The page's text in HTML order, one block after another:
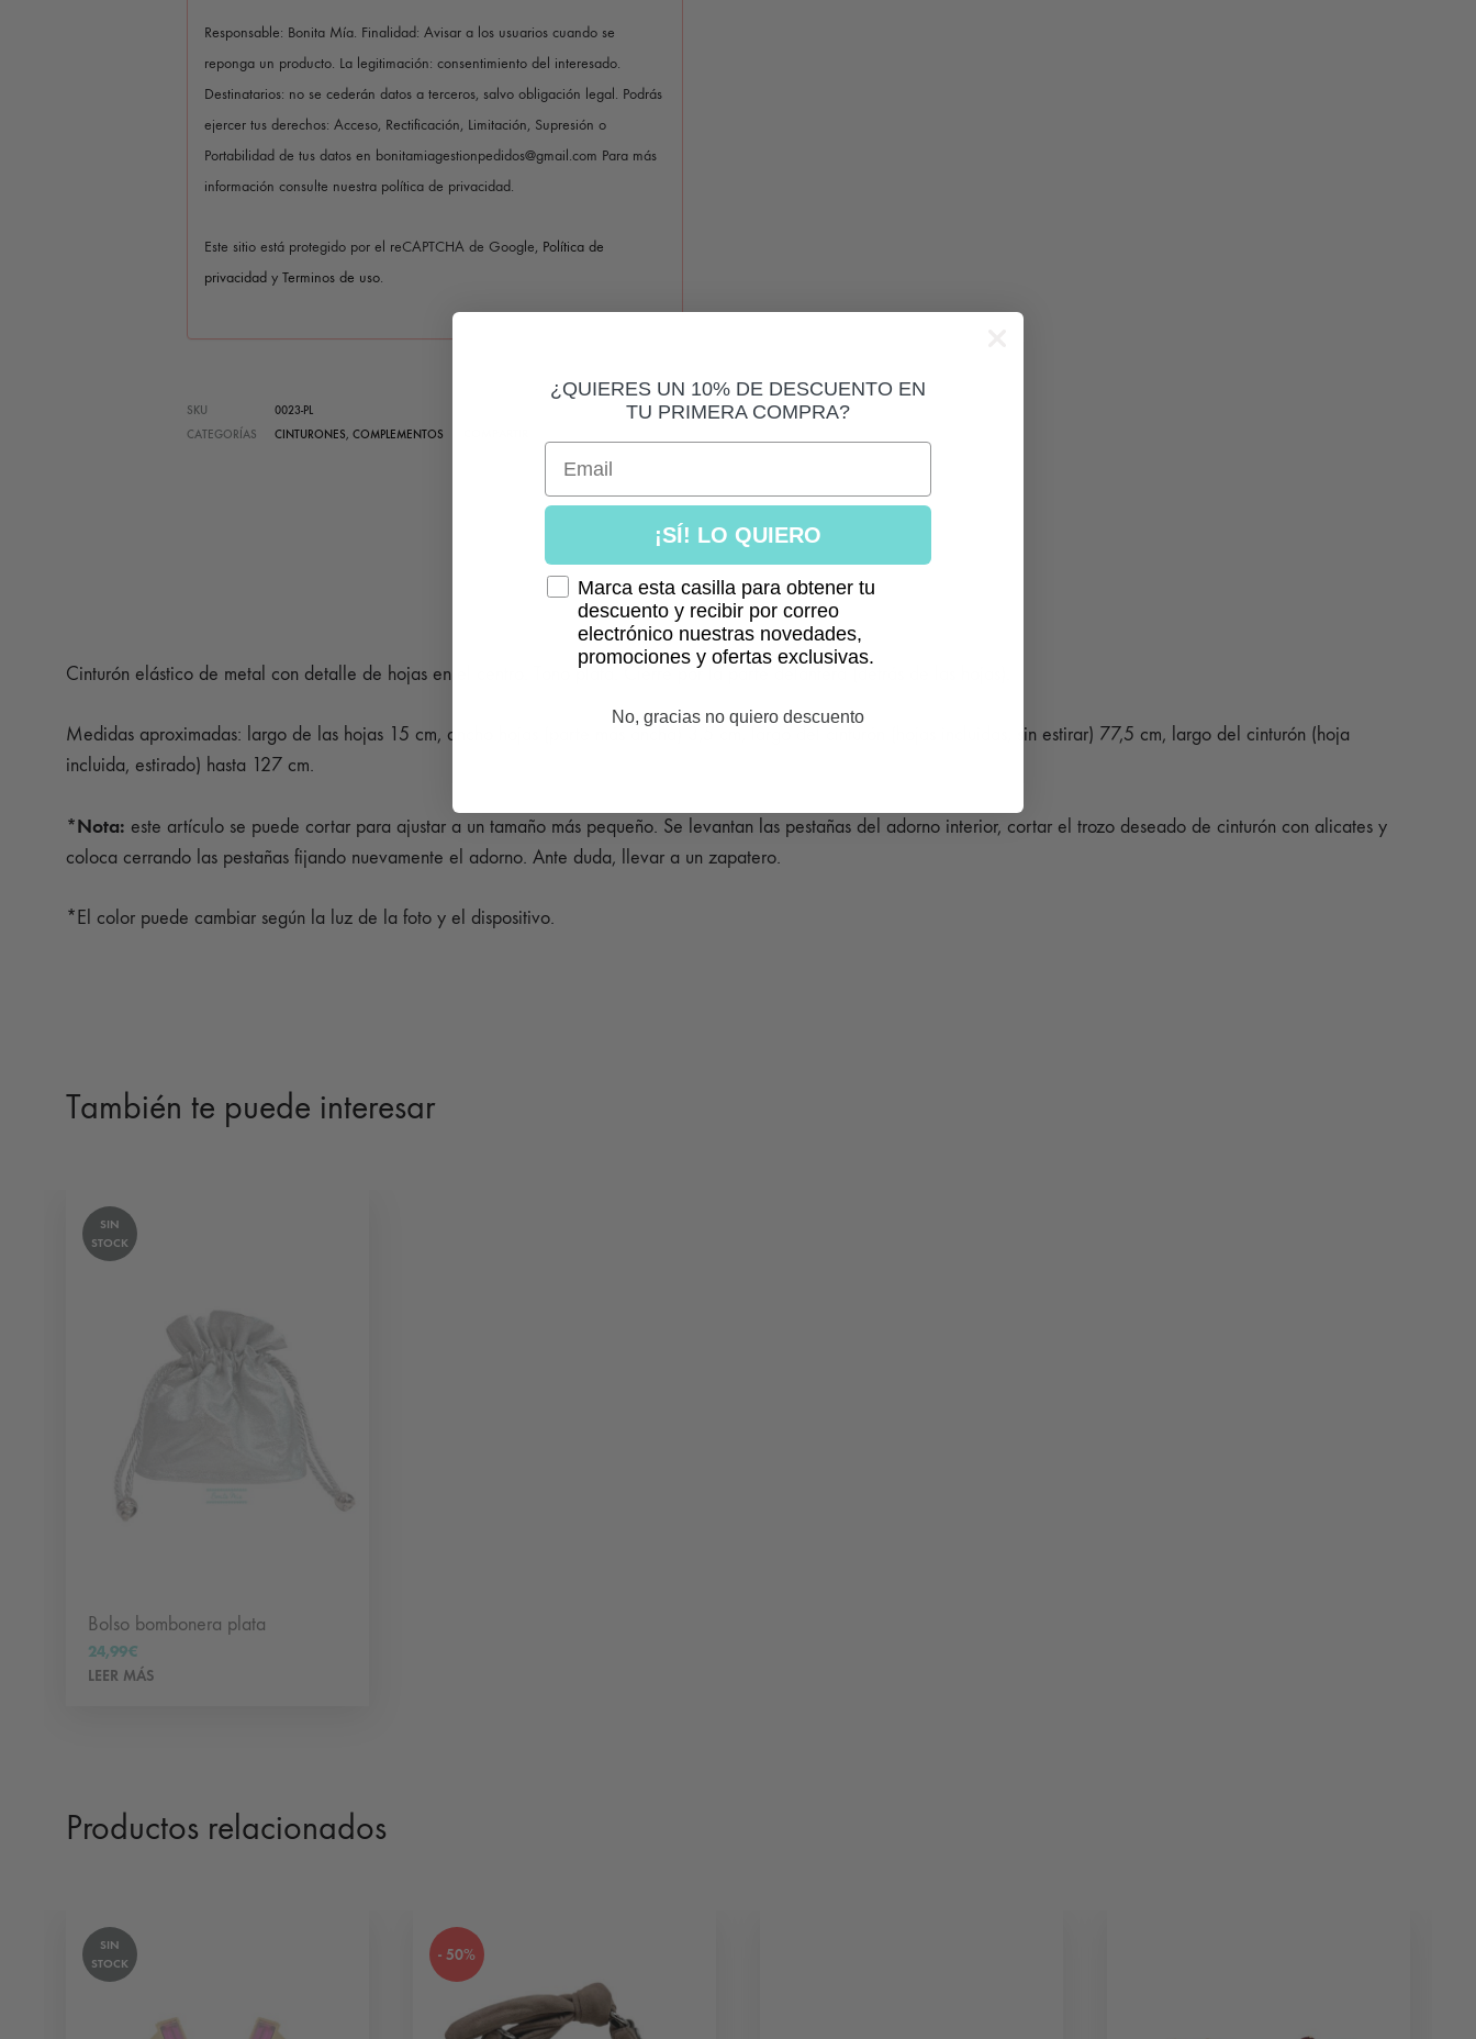
Responsable: Bonita Mía. Finalidad: Avisar a los usuarios cuando se
reponga un producto. La legitimación: consentimiento del interesado.
Destinatarios: no se cederán datos a terceros, salvo obligación legal. Podrás
ejercer tus derechos: Acceso, Rectificación, Limitación, Supresión o
Portabilidad de tus datos en bonitamiagestionpedidos@gmail.com Para más
información consulte nuestra política de privacidad.
Este sitio está protegido por el reCAPTCHA de Google, Política de
privacidad y Terminos de uso.
SKU
0023-PL
CATEGORÍAS
CINTURONES, COMPLEMENTOS
Cinturón elástico de metal con detalle de hojas en el centro. Tono plata. Cierre por la parte delantera (detrás de las hojas).
Medidas aproximadas: largo de las hojas 15 cm, ancho hojas (parte más ancha) 3,5 cm, largo del cinturón (hojas incluidas, sin estirar) 77,5 cm, largo del cinturón (hoja
incluida, estirado) hasta 127 cm.
*Nota: este artículo se puede cortar para ajustar a un tamaño más pequeño. Se levantan las pestañas del adorno interior, cortar el trozo deseado de cinturón con alicates y
coloca cerrando las pestañas fijando nuevamente el adorno. Ante duda, llevar a un zapatero.
*El color puede cambiar según la luz de la foto y el dispositivo.
También te puede interesar
SIN
STOCK
Bolso bombonera plata
24,99€
LEER MÁS
Productos relacionados
SIN
STOCK
- 50%
¿QUIERES UN 10% DE DESCUENTO EN
TU PRIMERA COMPRA?
Email
¡SÍ! LO QUIERO
Marca esta casilla para obtener tu
descuento y recibir por correo
electrónico nuestras novedades,
promociones y ofertas exclusivas.
No, gracias no quiero descuento